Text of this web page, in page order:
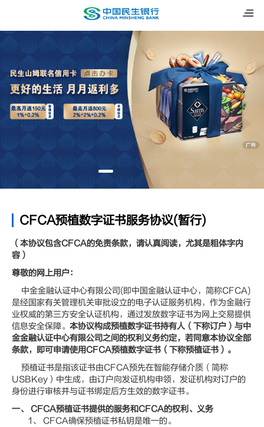
CFCA预植数字证书服务协议(暂行)
（本协议包含CFCA的免责条款，请认真阅读，尤其是粗体字内
容）
尊敬的网上用户：
中金金融认证中心有限公司(即中国金融认证中心，简称CFCA)
是经国家有关管理机关审批设立的电子认证服务机构，作为金融行
业权威的第三方安全认证机构，通过发放数字证书为网上交易提供
信息安全保障。 本协议构成预植数字证书持有人（下称订户）与中
金金融认证中心有限公司之间的权利义务约定，若同意本协议全部
条款，即可申请使用CFCA预植数字证书（下称预植证书）。
预植证书是指该证书由CFCA预先在智能存储介质（简称
USBKey）中生成，由订户向发证机构申领，发证机构对订户的
身份进行审核并与证书绑定后方生效的数字证书。
一、 CFCA预植证书提供的服务和CFCA的权利、义务
1、 CFCA确保预植证书私钥是唯一的。